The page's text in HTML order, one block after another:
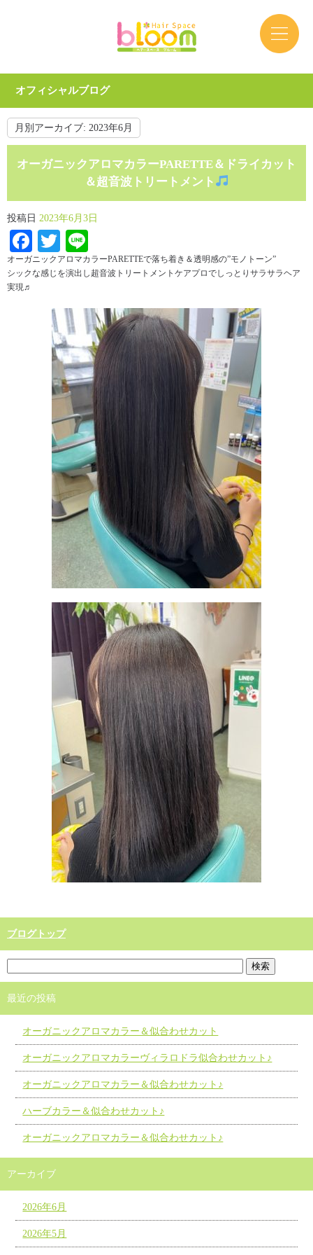
オフィシャルブログ
月別アーカイブ: 2023年6月
オーガニックアロマカラーPARETTE＆ドライカット
＆超音波トリートメント
投稿日 2023年6月3日
Facebook
Twitter
オーガニックアロマカラーPARETTEで落ち着き＆透明感の”モノトーン”
シックな感じを演出し超音波トリートメントケアプロでしっとりサラサラヘア
実現♬
ブログトップ
最近の投稿
オーガニックアロマカラー＆似合わせカット
オーガニックアロマカラーヴィラロドラ似合わせカット♪
オーガニックアロマカラー＆似合わせカット♪
ハーブカラー＆似合わせカット♪
オーガニックアロマカラー＆似合わせカット♪
アーカイブ
2026年6月
2026年5月